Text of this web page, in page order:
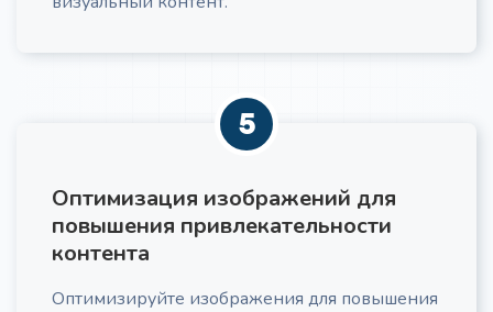
5
Оптимизация изображений для
повышения привлекательности
контента
Оптимизируйте изображения для повышения